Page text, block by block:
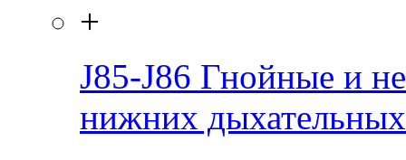
+
J85-J86 Гнойные и
нижних